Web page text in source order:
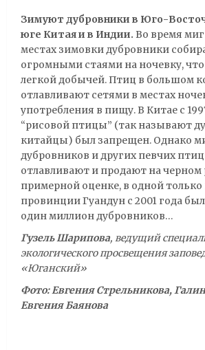
Зимуют дубровники в Юго-
юге Китая и в Индии. Во время
местах зимовки дубровники
огромными стаями на ночевку, что
легкой добычей. Птиц в большом
отлавливают сетями в местах
употребления в пищу. В Китае с
“рисовой птицы” (так называют
китайцы) был запрещен. Однако
дубровников и других певчих
отлавливают и продают на
примерной оценке, в одной
провинции Гуандун с 2001 года
один миллион дубровников…
Гузель Шарипова, ведущий
экологического просвещения
«Юганский»
Фото: Евгения Стрельникова,
Евгения Баянова